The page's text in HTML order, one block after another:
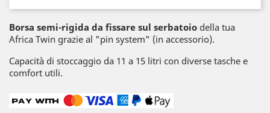
Borsa semi-rigida da fissare sul serbatoio della tua
Africa Twin grazie al "pin system" (in accessorio).
Capacità di stoccaggio da 11 a 15 litri con diverse tasche e
comfort utili.